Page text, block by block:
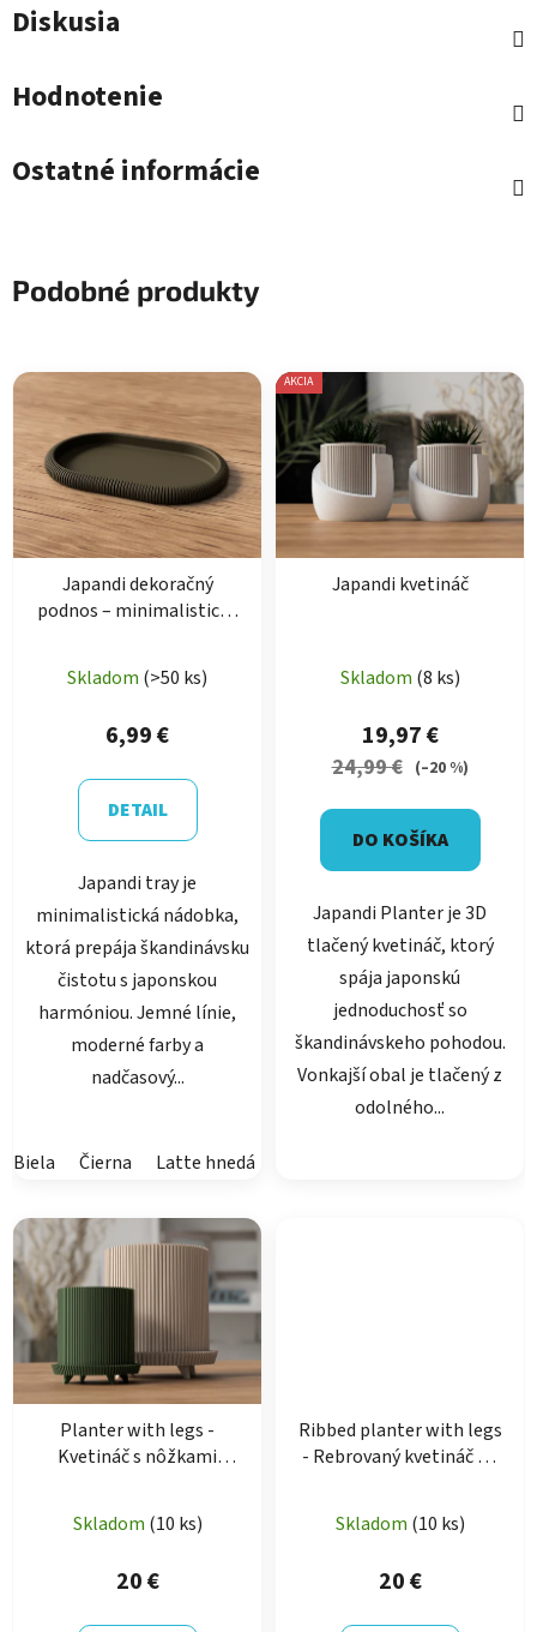
Diskusia
Hodnotenie
Ostatné informácie
Podobné produkty
Japandi dekoračný
podnos – minimalistická
Skladom (>50 ks)
6,99 €
DETAIL
Japandi tray je
minimalistická nádobka,
ktorá prepája škandinávsku
čistotu s japonskou
harmóniou. Jemné línie,
moderné farby a
nadčasový...
Biela Čierna Latte hnedá
AKCIA
Japandi kvetináč
hodnotenie
produktu
je
5
Skladom (8 ks)
19,97 €
24,99 € (–20 %)
DO KOŠÍKA
Japandi Planter je 3D
tlačený kvetináč, ktorý
spája japonskú
jednoduchosť so
škandinávskeho pohodou.
Vonkajší obal je tlačený z
odolného...
Planter with legs -
Kvetináč s nôžkami
Skladom (10 ks)
20 €
Ribbed planter with legs
- Rebrovaný kvetináč na
Skladom (10 ks)
20 €